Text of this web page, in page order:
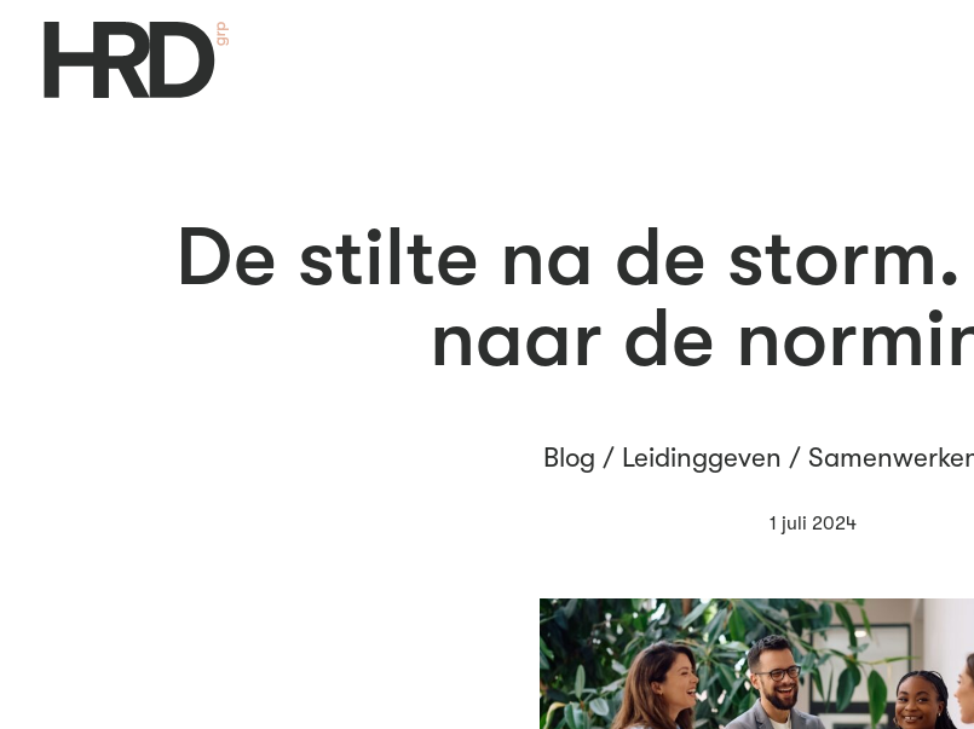
De stilte na de
naar de
Blog / Leidinggeven /
1 juli 2024